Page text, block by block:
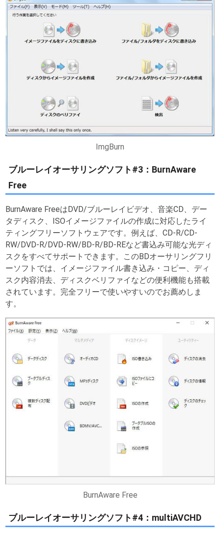
ImgBurn
ブルーレイオーサリングソフト#3：BurnAware
Free
BurnAware FreeはDVD/ブルーレイビデオ、音楽CD、デー
タディスク、ISOイメージファイルの作成に対応したライ
ティングフリーソフトウェアです。例えば、CD-R/CD-
RW/DVD-R/DVD-RW/BD-R/BD-REなど書込み可能な光ディ
スクをすべてサポートできます。このBDオーサリングフリ
ーソフトでは、イメージファイル書き込み・コピー、ディ
スク内容消去、ディスクベリファイなどの便利機能も搭載
されています。完全フリーで使いやすいのでお薦めしま
す。
BurnAware Free
ブルーレイオーサリングソフト#4：multiAVCHD